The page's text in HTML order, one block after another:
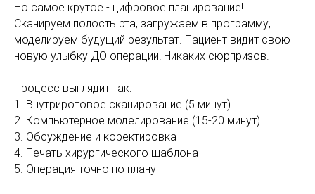
Но самое крутое - цифровое планирование!
Сканируем полость рта, загружаем в программу,
моделируем будущий результат. Пациент видит свою
новую улыбку ДО операции! Никаких сюрпризов.
Процесс выглядит так:
1. Внутриротовое сканирование (5 минут)
2. Компьютерное моделирование (15-20 минут)
3. Обсуждение и коректировка
4. Печать хирургического шаблона
5. Операция точно по плану